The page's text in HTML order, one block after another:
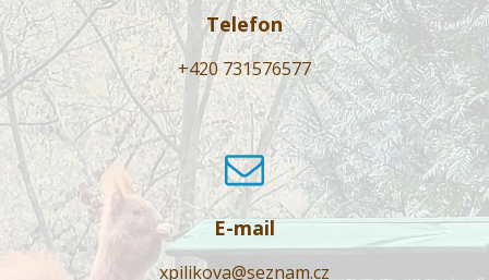
Telefon
+420 731576577
E-mail
xpilikova@seznam.cz